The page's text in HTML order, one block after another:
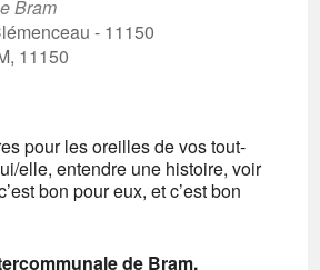
Bram
- 11150
11150
pour les oreilles de vos tout-
elle, entendre une histoire, voir
bon pour eux, et c’est bon
de Bram,